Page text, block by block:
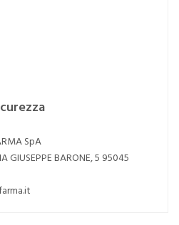
SpA
GIUSEPPE BARONE, 5 95045